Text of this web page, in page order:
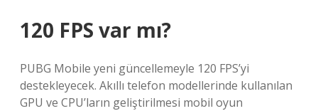
120 FPS var mı?
PUBG Mobile yeni güncellemeyle 120 FPS’yi
destekleyecek. Akıllı telefon modellerinde kullanılan
GPU ve CPU’ların geliştirilmesi mobil oyun